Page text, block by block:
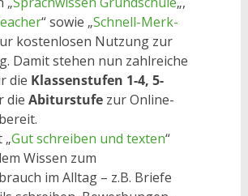
“ sowie „Schnell-Merk-
kostenlosen Nutzung zur
Damit stehen nun zahlreiche
die Klassenstufen 1-4, 5-
die Abiturstufezur Online-
„Gut schreiben und texten“
Wissen zum
im Alltag – z.B. Briefe